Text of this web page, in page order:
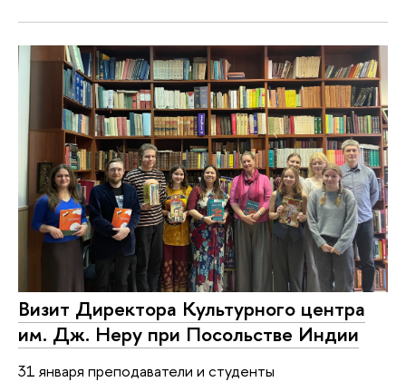
Визит Директора Культурного центра
им. Дж. Неру при Посольстве Индии
31 января преподаватели и студенты